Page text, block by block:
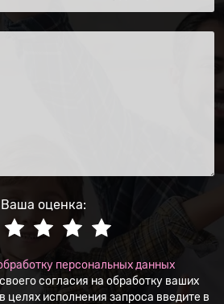
Ваша оценка:
персональных данных
согласия на обработку ваших
целях исполнения запроса введите в